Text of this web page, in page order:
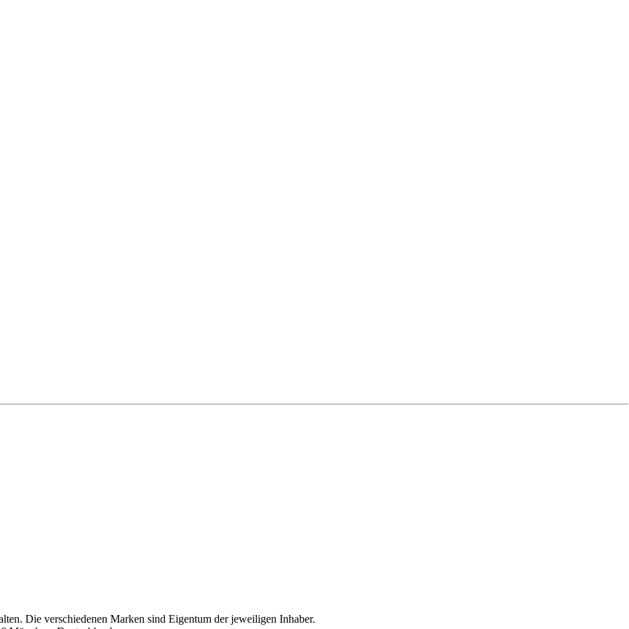
Details finden Sie
Verwenden Sie die resultierenden Bewertungen, um subjektive Bewertungen
Stabilität verbessern.
für IT-Services
Konfigurationselementen ein, um die geschäftliche Bedeutung jedes
CMDB-Abhängigkeitstopologie und Vorfallsverlauf zu prognostizieren.
zu priorisieren, die Änderungsrisikobewertung zu verbessern und Ressourcen auf
Die verschiedenen Marken sind Eigentum der jeweiligen Inhaber.